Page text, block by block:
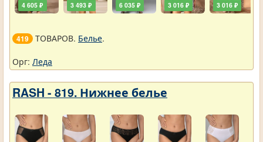
4 605 ₽ 3 493 ₽ 6 035 ₽ 3 016 ₽ 3 016 ₽
419 ТОВАРОВ. Белье.
Орг: Леда
RASH - 819. Нижнее белье